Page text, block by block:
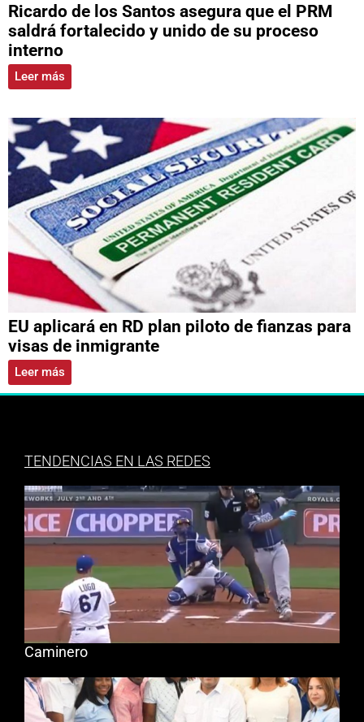
Ricardo de los Santos asegura que el PRM
saldrá fortalecido y unido de su proceso
interno
Leer más
EU aplicará en RD plan piloto de fianzas para
visas de inmigrante
Leer más
TENDENCIAS EN LAS REDES
Caminero